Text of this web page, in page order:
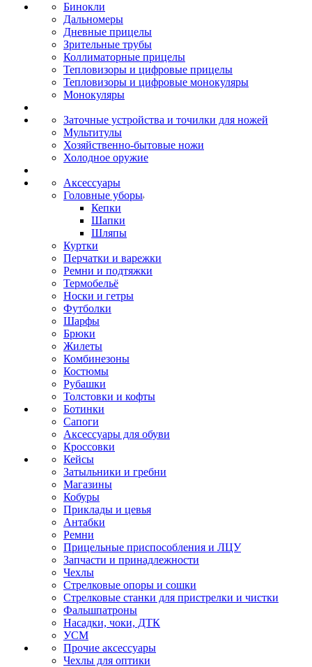
Бинокли
Дальномеры
Дневные прицелы
Зрительные трубы
Коллиматорные прицелы
Тепловизоры и цифровые прицелы
Тепловизоры и цифровые монокуляры
Монокуляры
Заточные устройства и точилки для ножей
Мультитулы
Хозяйственно-бытовые ножи
Холодное оружие
Аксессуары
Головные уборы
Кепки
Шапки
Шляпы
Куртки
Перчатки и варежки
Ремни и подтяжки
Термобельё
Носки и гетры
Футболки
Шарфы
Брюки
Жилеты
Комбинезоны
Костюмы
Рубашки
Толстовки и кофты
Ботинки
Сапоги
Аксессуары для обуви
Кроссовки
Кейсы
Затыльники и гребни
Магазины
Кобуры
Приклады и цевья
Антабки
Ремни
Прицельные приспособления и ЛЦУ
Запчасти и принадлежности
Чехлы
Стрелковые опоры и сошки
Стрелковые станки для пристрелки и чистки
Фальшпатроны
Насадки, чоки, ДТК
УСМ
Прочие аксессуары
Чехлы для оптики